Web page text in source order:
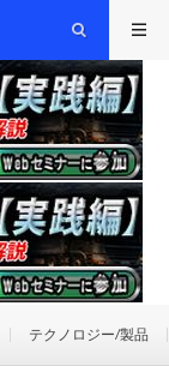
テクノロジー/製品